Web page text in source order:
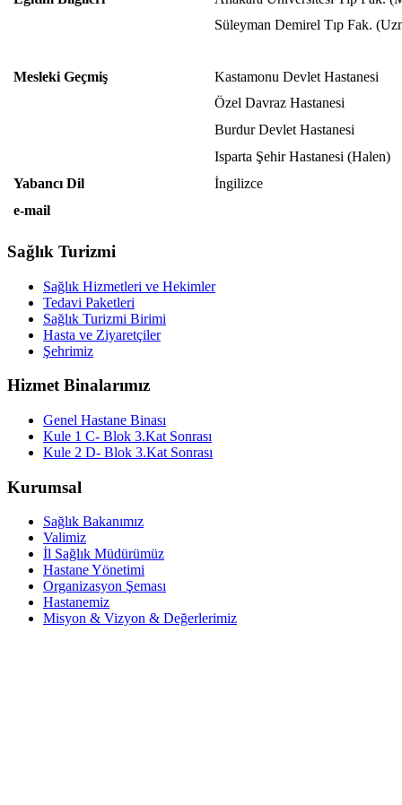
Süleyman Demirel Tıp Fak.
Mesleki Geçmiş
Kastamonu Devlet Hastanesi
Özel Davraz Hastanesi
Burdur Devlet Hastanesi
Isparta Şehir Hastanesi (Halen)
Yabancı Dil
İngilizce
e-mail
Sağlık Turizmi
Sağlık Hizmetleri ve Hekimler
Tedavi Paketleri
Sağlık Turizmi Birimi
Hasta ve Ziyaretçiler
Şehrimiz
Hizmet Binalarımız
Genel Hastane Binası
Kule 1 C- Blok 3.Kat Sonrası
Kule 2 D- Blok 3.Kat Sonrası
Kurumsal
Sağlık Bakanımız
Valimiz
İl Sağlık Müdürümüz
Hastane Yönetimi
Organizasyon Şeması
Hastanemiz
Misyon & Vizyon & Değerlerimiz